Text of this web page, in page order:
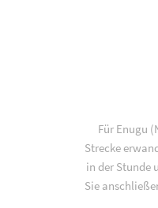
Für Enugu
Strecke
in der Stunde
Sie